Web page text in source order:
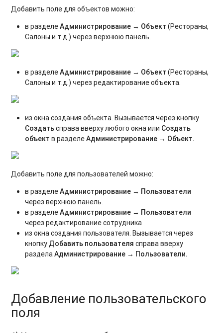
Добавить поле для объектов можно:
в разделеАдминистрирование → Объект (Рестораны,
Салоны и т.д.) через верхнюю панель.
в разделеАдминистрирование → Объект (Рестораны,
Салоны и т.д.) через редактирование объекта.
из окна создания объекта. Вызывается через кнопку
Создатьсправа вверху любого окна или Создать
объект в разделеАдминистрирование → Объект.
Добавить поле для пользователей можно:
в разделеАдминистрирование → Пользователи
через верхнюю панель.
в разделеАдминистрирование → Пользователи
через редактирование сотрудника
из окна создания пользователя. Вызывается через
кнопку Добавить пользователя справа вверху
разделаАдминистрирование → Пользователи.
Добавление пользовательского
поля